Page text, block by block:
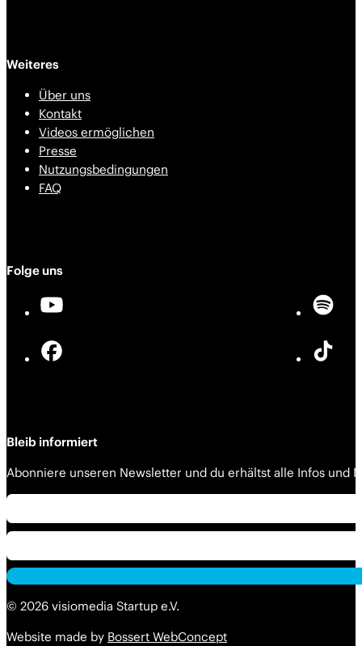
Weiteres
Über uns
Kontakt
Videos ermöglichen
Presse
Nutzungsbedingungen
FAQ
Folge uns
Bleib informiert
Abonniere unseren Newsletter und du erhältst alle Infos und
© 2026 visiomedia Startup e.V.
Website made by Bossert WebConcept